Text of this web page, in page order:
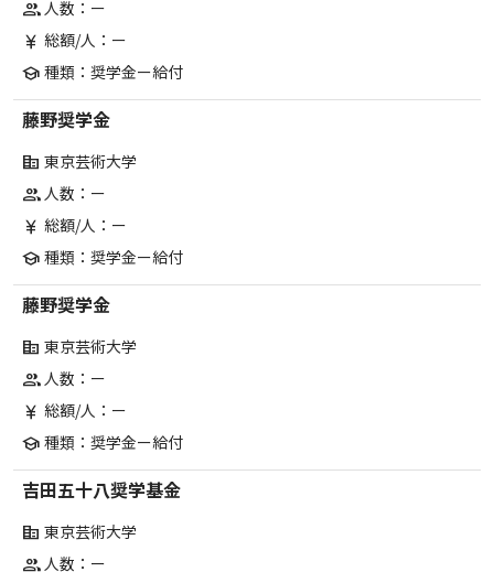
group人数：ー
currency_yen 総額/人：ー
school 種類：奨学金ー給付
藤野奨学金
corporate_fare 東京芸術大学
group人数：ー
currency_yen 総額/人：ー
school 種類：奨学金ー給付
藤野奨学金
corporate_fare 東京芸術大学
group人数：ー
currency_yen 総額/人：ー
school 種類：奨学金ー給付
吉田五十八奨学基金
corporate_fare 東京芸術大学
group人数：ー